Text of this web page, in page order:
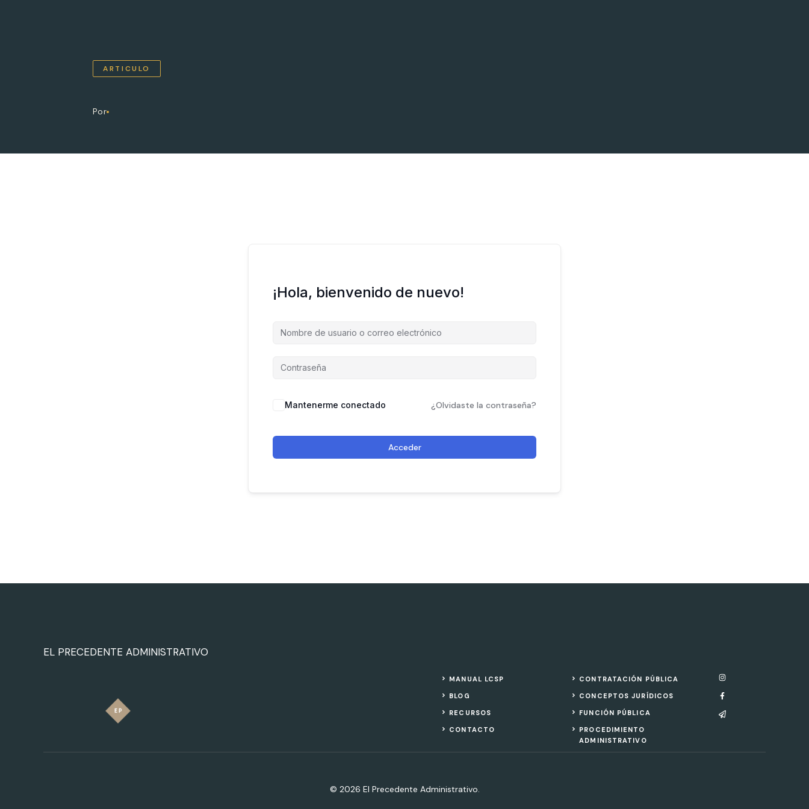
ARTICULO
Por
¡Hola, bienvenido de nuevo!
Mantenerme conectado ¿Olvidaste la contraseña?
Acceder
EL PRECEDENTE ADMINISTRATIVO
MANUAL LCSP
BLOG
RECURSOS
CONTACTO
CONTRATACIÓN PÚBLICA
CONCEPTOS JURÍDICOS
FUNCIÓN PÚBLICA
PROCEDIMIENTO
ADMINISTRATIVO
© 2026 El Precedente Administrativo.